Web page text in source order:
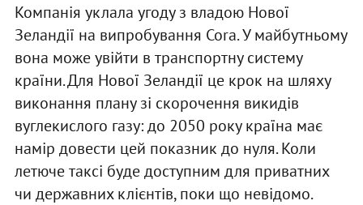
Компанія уклала угоду з владою Нової
Зеландії на випробування Cora. У майбутньому
вона може увійти в транспортну систему
країни. Для Нової Зеландії це крок на шляху
виконання плану зі скорочення викидів
вуглекислого газу: до 2050 року країна має
намір довести цей показник до нуля. Коли
летюче таксі буде доступним для приватних
чи державних клієнтів, поки що невідомо.